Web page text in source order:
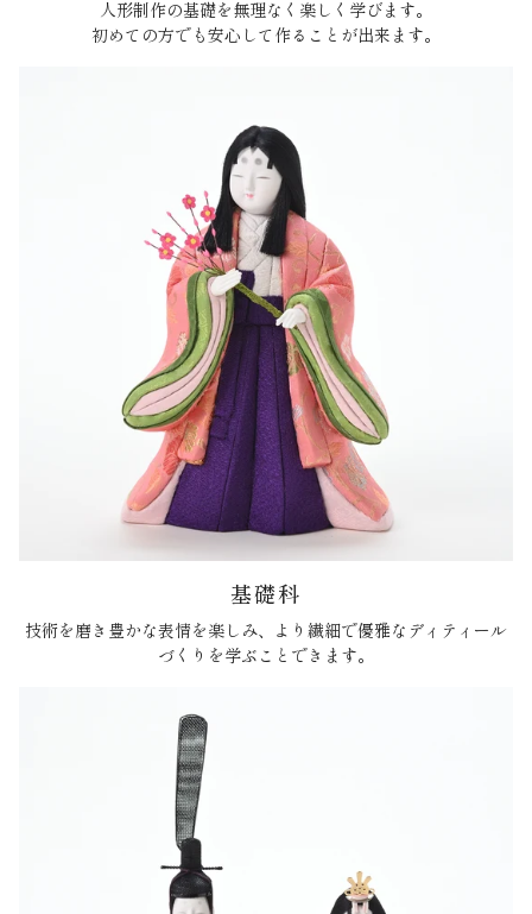
人形制作の基礎を無理なく楽しく学びます。
初めての方でも安心して作ることが出来ます。
基礎科
技術を磨き豊かな表情を楽しみ、より繊細で優雅なディティール
づくりを学ぶことできます。